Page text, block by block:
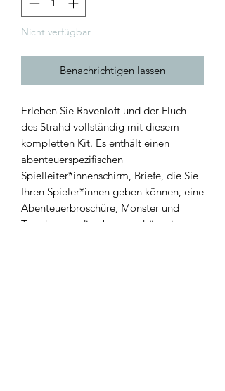
Nicht verfügbar
Benachrichtigen lassen
Erleben Sie Ravenloft und der Fluch
des Strahd vollständig mit diesem
kompletten Kit. Es enthält einen
abenteuerspezifischen
Spielleiter*innenschirm, Briefe, die Sie
Ihren Spieler*innen geben können, eine
Abenteuerbroschüre, Monster und
Tarotkarten, die ebenso schön wie